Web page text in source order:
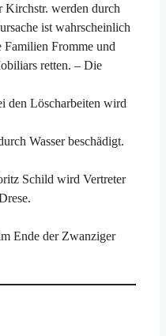
Kirchstr. werden durch
ist wahrscheinlich
Familien Fromme und
retten. – Die
den Löscharbeiten wird
Wasser beschädigt.
Schild wird Vertreter
Ende der Zwanziger